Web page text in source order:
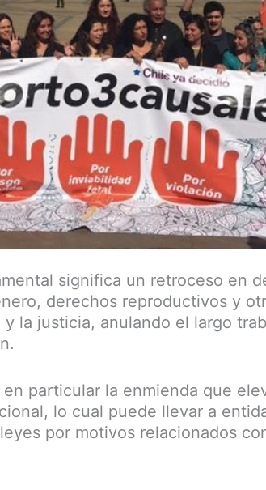
significa un retroceso en
derechos reproductivos y
la justicia, anulando el largo
particular la enmienda que
lo cual puede llevar a
por motivos relacionados